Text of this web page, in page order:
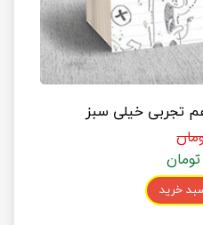
تجربی خیلی سبز
خرید